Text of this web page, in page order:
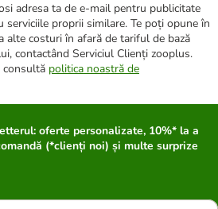
adresa ta de e-mail pentru publicitate
serviciile proprii similare. Te poți opune în
alte costuri în afară de tariful de bază
contactând Serviciul Clienți zooplus.
politica noastră de
oferte personalizate, 10%* la a
(*clienți noi) și multe surprize